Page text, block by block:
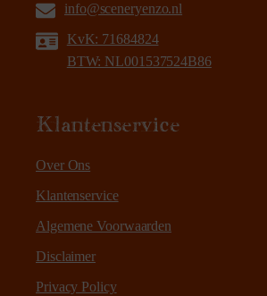
info@sceneryenzo.nl
KvK: 71684824
BTW: NL001537524B86
Klantenservice
Over Ons
Klantenservice
Algemene Voorwaarden
Disclaimer
Privacy Policy